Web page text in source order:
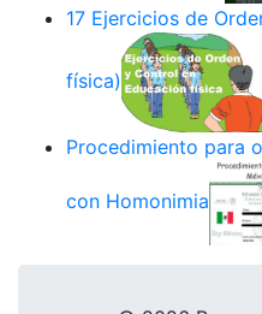
17 Ejercicios de
física)
Procedimiento para
con Homonimia